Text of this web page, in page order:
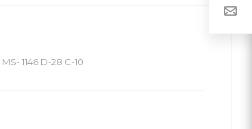
MS- 1146 D-28 С-10